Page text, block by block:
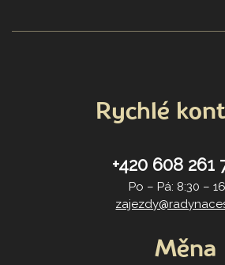
Rychlé
+420 608 261
Po – Pá: 8:30 –
Měna